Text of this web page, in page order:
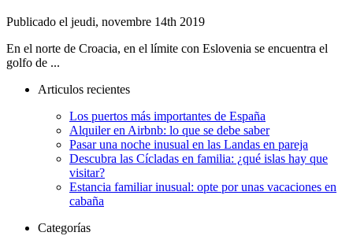
Publicado el jeudi, novembre 14th 2019
En el norte de Croacia, en el límite con Eslovenia se encuentra el
golfo de ...
Articulos recientes
Los puertos más importantes de España
Alquiler en Airbnb: lo que se debe saber
Pasar una noche inusual en las Landas en pareja
Descubra las Cícladas en familia: ¿qué islas hay que
visitar?
Estancia familiar inusual: opte por unas vacaciones en
cabaña
Categorías